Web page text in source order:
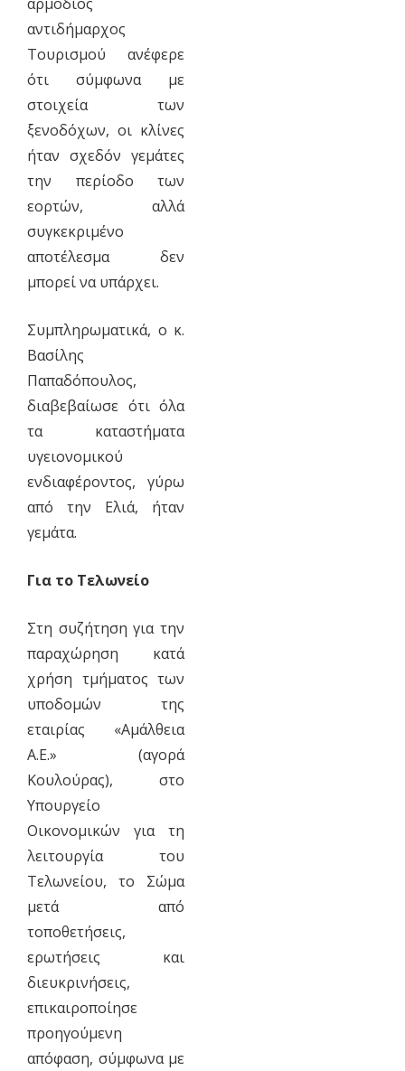
αντιδήμαρχος
Τουρισμού ανέφερε
ότι σύμφωνα με
στοιχεία των
ξενοδόχων, οι κλίνες
ήταν σχεδόν γεμάτες
την περίοδο των
εορτών, αλλά
συγκεκριμένο
αποτέλεσμα δεν
μπορεί να υπάρχει.
Συμπληρωματικά, ο κ.
Βασίλης
Παπαδόπουλος,
διαβεβαίωσε ότι όλα
τα καταστήματα
υγειονομικού
ενδιαφέροντος, γύρω
από την Ελιά, ήταν
γεμάτα.
Για το Τελωνείο
Στη συζήτηση για την
παραχώρηση κατά
χρήση τμήματος των
υποδομών της
εταιρίας «Αμάλθεια
Α.Ε.» (αγορά
Κουλούρας), στο
Υπουργείο
Οικονομικών για τη
λειτουργία του
Τελωνείου, το Σώμα
μετά από
τοποθετήσεις,
ερωτήσεις και
διευκρινήσεις,
επικαιροποίησε
προηγούμενη
απόφαση, σύμφωνα με